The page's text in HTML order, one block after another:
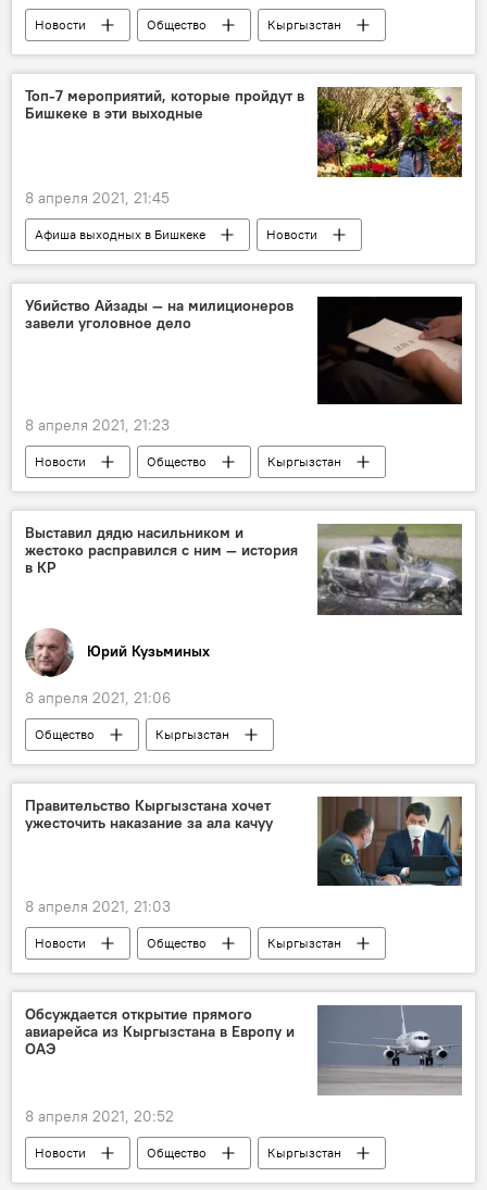
Новости Общество
Кыргызстан
экономика
Венгрия
Садыр Жапаров
встреча
Петер Сийярто
Топ-7 мероприятий, которые пройдут в
Бишкеке в эти выходные
8 апреля 2021, 21:45
Афиша выходных в Бишкеке
Новости
Общество
Кыргызстан
Бишкек
выходные
Афиша
мероприятия
досуг
отдых
Убийство Айзады — на милиционеров
завели уголовное дело
8 апреля 2021, 21:23
Новости Общество
Кыргызстан
Похищение и убийство девушки в Бишкеке
Бишкек
Айзада Канатбекова
убийство
халатность
Выставил дядю насильником и
жестоко расправился с ним — история
в КР
Юрий Кузьминых
8 апреля 2021, 21:06
Общество
Кыргызстан
Происшествия
убийство
долг
племянник Колумнисты
Правительство Кыргызстана хочет
ужесточить наказание за ала качуу
8 апреля 2021, 21:03
Новости Общество
Кыргызстан
Похищение и убийство девушки в Бишкеке
Улукбек Марипов
наказание
похищение
Обсуждается открытие прямого
авиарейса из Кыргызстана в Европу и
ОАЭ
8 апреля 2021, 20:52
Новости Общество
Кыргызстан
Венгрия
Бишкек Будапешт